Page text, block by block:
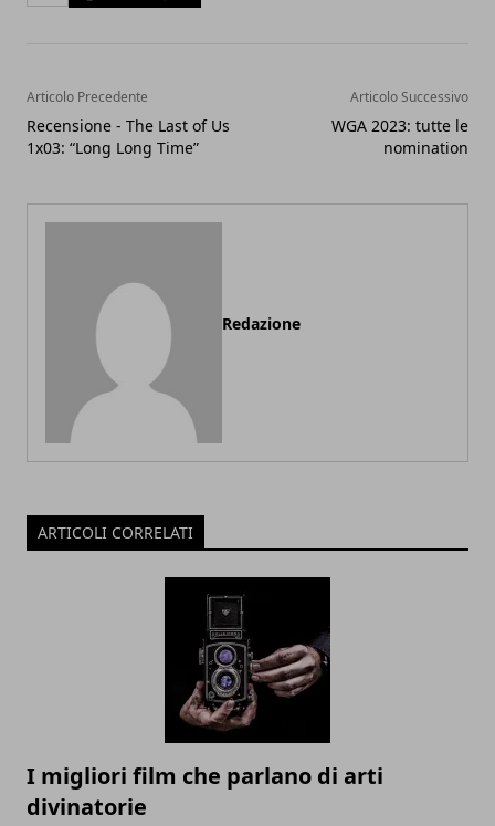
Articolo Precedente
Recensione - The Last of Us
1x03: “Long Long Time”
Articolo Successivo
WGA 2023: tutte le
nomination
Redazione
ARTICOLI CORRELATI
I migliori film che parlano di arti
divinatorie